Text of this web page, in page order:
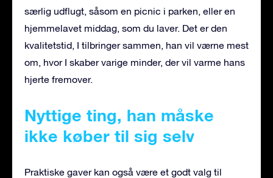
særlig udflugt, såsom en picnic i parken, eller en
hjemmelavet middag, som du laver. Det er den
kvalitetstid, I tilbringer sammen, han vil værne mest
om, hvor I skaber varige minder, der vil varme hans
hjerte fremover.
Nyttige ting, han måske
ikke køber til sig selv
Praktiske gaver kan også være et godt valg til